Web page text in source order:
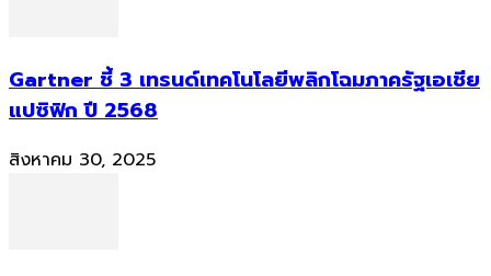
Gartner ชี้ 3 เทรนด์เทคโนโลยีพลิกโฉมภาครัฐเอเชีย
แปซิฟิก ปี 2568
สิงหาคม 30, 2025